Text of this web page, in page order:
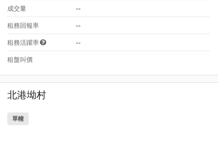
成交量 --
租務回報率 --
租務活躍率 --
租盤叫價
北港坳村
單幢